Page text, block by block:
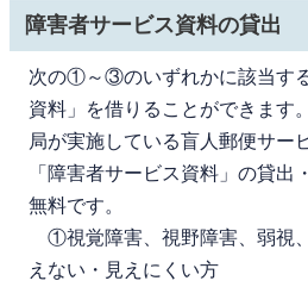
障害者サービス資料の貸出
次の①～③のいずれかに該当す
資料」を借りることができます
局が実施している盲人郵便サー
「障害者サービス資料」の貸出
無料です。
①視覚障害、視野障害、弱視
えない・見えにくい方